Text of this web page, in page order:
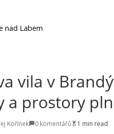
nad Labem
vila v
a prostory
Kořínek 0 komentářů 1 min read